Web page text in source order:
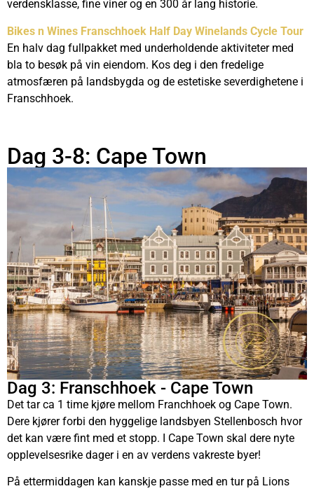
verdensklasse, fine viner og en 300 år lang historie.
Bikes n Wines Franschhoek Half Day Winelands Cycle Tour
En halv dag fullpakket med underholdende aktiviteter med
bla to besøk på vin eiendom. Kos deg i den fredelige
atmosfæren på landsbygda og de estetiske severdighetene i
Franschhoek.
Dag 3-8: Cape Town
Dag 3: Franschhoek - Cape Town
Det tar ca 1 time kjøre mellom Franchhoek og Cape Town.
Dere kjører forbi den hyggelige landsbyen Stellenbosch hvor
det kan være fint med et stopp. I Cape Town skal dere nyte
opplevelsesrike dager i en av verdens vakreste byer!
På ettermiddagen kan kanskje passe med en tur på Lions